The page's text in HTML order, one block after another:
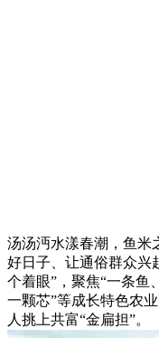
汤汤沔水漾春潮，鱼米
好日子、让通俗群众兴
个着眼”，聚焦“一条鱼
一颗芯”等成长特色农
人挑上共富“金扁担”。